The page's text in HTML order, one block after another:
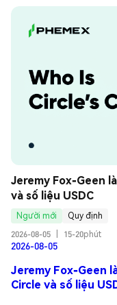
Jeremy Fox-Geen
và số liệu USDC
Người mới
Quy định
2026-08-05
15-20phút
2026-08-05
Jeremy Fox-Geen
Circle và số liệu